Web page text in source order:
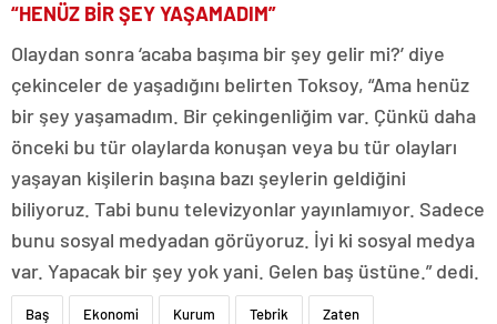
“HENÜZ BİR ŞEY YAŞAMADIM”
Olaydan sonra ‘acaba başıma bir şey gelir mi?’ diye
çekinceler de yaşadığını belirten Toksoy, “Ama henüz
bir şey yaşamadım. Bir çekingenliğim var. Çünkü daha
önceki bu tür olaylarda konuşan veya bu tür olayları
yaşayan kişilerin başına bazı şeylerin geldiğini
biliyoruz. Tabi bunu televizyonlar yayınlamıyor. Sadece
bunu sosyal medyadan görüyoruz. İyi ki sosyal medya
var. Yapacak bir şey yok yani. Gelen baş üstüne.” dedi.
Baş Ekonomi Kurum Tebrik Zaten